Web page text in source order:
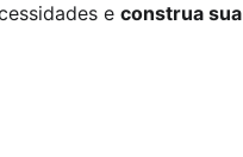
e construa sua